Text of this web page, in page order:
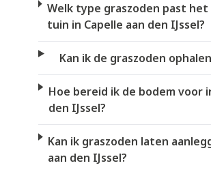
Welk type graszoden past
tuin in Capelle aan den IJssel?
Kan ik de graszoden
Hoe bereid ik de bodem voor
den IJssel?
Kan ik graszoden laten
aan den IJssel?